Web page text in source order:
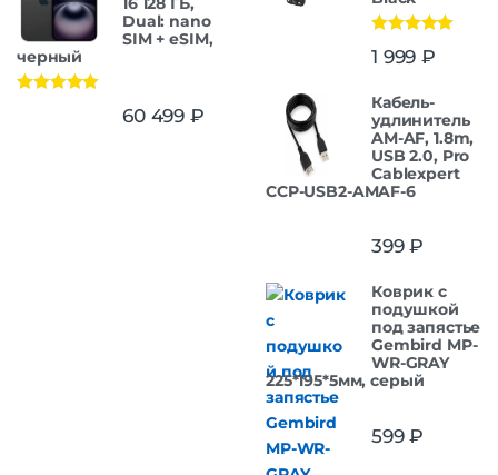
Dual: nano
SIM + eSIM,
черный
60 499 ₽
из 5
1 999 ₽
Кабель-
удлинитель
AM-AF, 1.8m,
USB 2.0, Pro
Cablexpert
CCP-USB2-AMAF-6
399₽
Коврик с
подушкой
под запястье
Gembird MP-
WR-GRAY
225*195*5мм, серый
599₽